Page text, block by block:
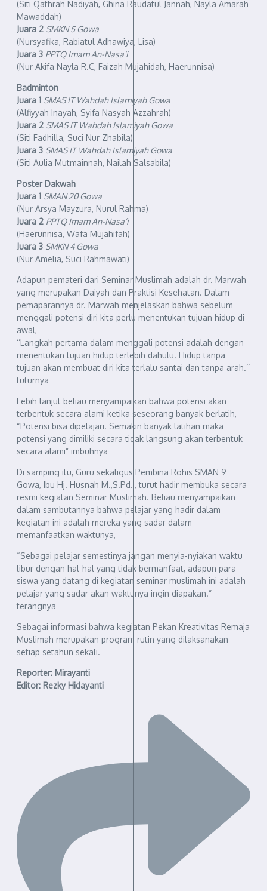
(Siti Qathrah Nadiyah, Ghina Raudatul Jannah, Nayla Amarah
Mawaddah)
Juara 2 SMKN 5 Gowa
(Nursyafika, Rabiatul Adhawiya, Lisa)
Juara 3 PPTQ Imam An-Nasa’i
(Nur Akifa Nayla R.C, Faizah Mujahidah, Haerunnisa)
Badminton
Juara 1 SMAS IT Wahdah Islamiyah Gowa
(Alfiyyah Inayah, Syifa Nasyah Azzahrah)
Juara 2 SMAS IT Wahdah Islamiyah Gowa
(Siti Fadhilla, Suci Nur Zhabila)
Juara 3 SMAS IT Wahdah Islamiyah Gowa
(Siti Aulia Mutmainnah, Nailah Salsabila)
Poster Dakwah
Juara 1 SMAN 20 Gowa
(Nur Arsya Mayzura, Nurul Rahma)
Juara 2 PPTQ Imam An-Nasa’i
(Haerunnisa, Wafa Mujahifah)
Juara 3 SMKN 4 Gowa
(Nur Amelia, Suci Rahmawati)
Adapun pemateri dari Seminar Muslimah adalah dr. Marwah
yang merupakan Daiyah dan Praktisi Kesehatan. Dalam
pemaparannya dr. Marwah menjelaskan bahwa sebelum
menggali potensi diri kita perlu menentukan tujuan hidup di
awal,
‘’Langkah pertama dalam menggali potensi adalah dengan
menentukan tujuan hidup terlebih dahulu. Hidup tanpa
tujuan akan membuat diri kita terlalu santai dan tanpa arah.’’
tuturnya
Lebih lanjut beliau menyampaikan bahwa potensi akan
terbentuk secara alami ketika seseorang banyak berlatih,
“Potensi bisa dipelajari. Semakin banyak latihan maka
potensi yang dimiliki secara tidak langsung akan terbentuk
secara alami” imbuhnya
Di samping itu, Guru sekaligus Pembina Rohis SMAN 9
Gowa, Ibu Hj. Husnah M.,S.Pd.I, turut hadir membuka secara
resmi kegiatan Seminar Muslimah. Beliau menyampaikan
dalam sambutannya bahwa pelajar yang hadir dalam
kegiatan ini adalah mereka yang sadar dalam
memanfaatkan waktunya,
“Sebagai pelajar semestinya jangan menyia-nyiakan waktu
libur dengan hal-hal yang tidak bermanfaat, adapun para
siswa yang datang di kegiatan seminar muslimah ini adalah
pelajar yang sadar akan waktunya ingin diapakan.”
terangnya
Sebagai informasi bahwa kegiatan Pekan Kreativitas Remaja
Muslimah merupakan program rutin yang dilaksanakan
setiap setahun sekali.
Reporter: Mirayanti
Editor: Rezky Hidayanti